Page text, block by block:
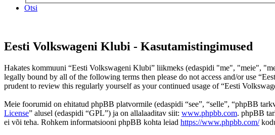
Otsi
Eesti Volkswageni Klubi - Kasutamistingimused
Hakates kommuuni “Eesti Volkswageni Klubi” liikmeks (edaspidi "me", "meie",
legally bound by all of the following terms then please do not access and/or use
prudent to review this regularly yourself as your continued usage of “Eesti
Meie foorumid on ehitatud phpBB platvormile (edaspidi “see”, “selle”, “phpBB
License” alusel (edaspidi “GPL”) ja on allalaaditav siit: www.phpbb.com. phpBB
ei või teha. Rohkem informatsiooni phpBB kohta leiad https://www.phpbb.com/